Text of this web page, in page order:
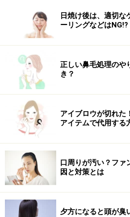
日焼け後は、適切
ーリングなどはNG!?
正しい鼻毛処理の
き？
アイブロウが切れた
アイテムで代用する
口周りが汚い？ファ
因と対策とは
夕方になると頭が